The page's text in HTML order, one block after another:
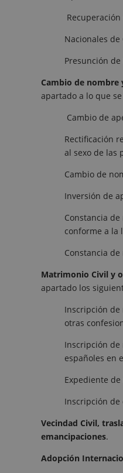
Nacionales de
Presunción
Cambio de nombre
apartado a lo que
Cambio de
Rectificación
al sexo de las
Cambio de
Inversión de
Constancia
conforme a la
Constancia
Matrimonio Civil y
apartado los
Inscripción de
otras
Inscripción
españoles en
Expediente
Inscripción
Vecindad Civil,
emancipaciones.
Adopción